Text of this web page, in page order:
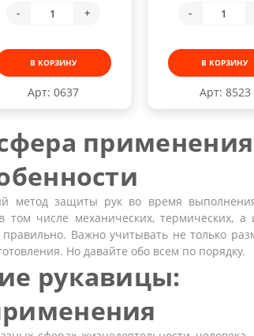
Арт: 0637
- +
В КОРЗИНУ
Арт: 8523
-
В КОРЗИНУ
метод защиты рук во время
числе механических, термических, а
Важно учитывать не только
Но давайте обо всем по порядку.
рукавицы: